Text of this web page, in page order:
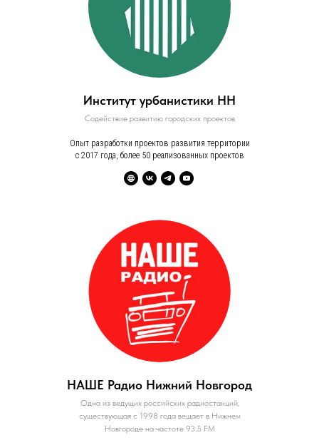
Институт урбанистики НН
Содействие развитию городских проектов
Опыт разработки проектов развития территории
с 2017 года, более 50 реализованных проектов
НАШЕ Радио Нижний Новгород
Одна из ведущих российских радиостанций,
существующая с 1998 года вещает в Нижнем
Новгороде на частоте 93.5 FM